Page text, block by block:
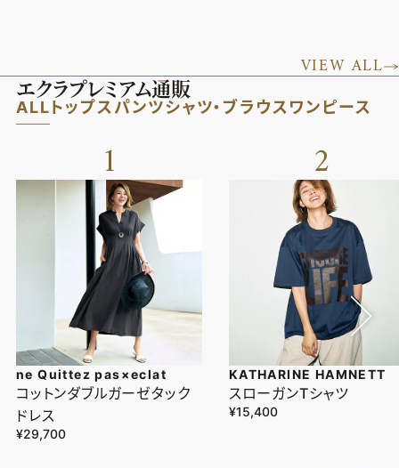
VIEW ALL
エクラプレミアム通販
ALLトップス パンツシャツ・ブラウス ワンピース
1
ne Quittez pas×eclat
コットンダブルガーゼタック
ドレス
¥29,700
2
KATHARINE HAMNETT
スローガンTシャツ
¥15,400